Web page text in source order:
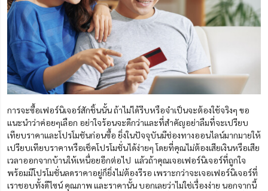
การจะซื้อเฟอร์นิเจอร์สักชิ้นนั้น ถ้าไม่ได้รีบหรือจำเป็นจะต้องใช้จริงๆ ขอ
แนะนำว่าค่อยๆเลือก อย่าใจร้อนจะดีกว่าและที่สำคัญอย่าลืมที่จะเปรียบ
เทียบราคาและโปรโมชันก่อนซื้อ ยิ่งในปัจจุบันมีช่องทางออนไลน์มากมายให้
เปรียบเทียบราคาหรือเช็คโปรโมชั่นได้ง่ายๆ โดยที่คุณไม่ต้องเสียเงินหรือเสีย
เวลาออกจากบ้านให้เหนื่อยอีกต่อไป แล้วถ้าคุณเจอเฟอร์นิเจอร์ที่ถูกใจ
พร้อมมีโปรโมชั่นลดราคาอยู่ก็ยิ่งไม่ต้องรีรอ เพราะกว่าจะเจอเฟอร์นิเจอร์ที่
เราชอบทั้งดีไซน์ คุณภาพ และราคานั้น บอกเลยว่าไม่ใช่เรื่องง่าย นอกจากนี้